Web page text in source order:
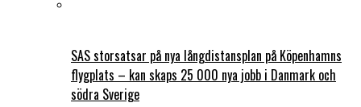
SAS storsatsar på nya långdistansplan på Köpenhamns
flygplats – kan skaps 25 000 nya jobb i Danmark och
södra Sverige